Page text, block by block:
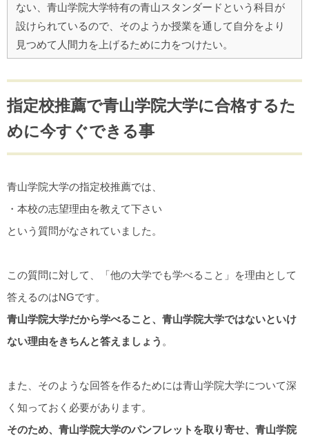
ない、青山学院大学特有の青山スタンダードという科目が
設けられているので、そのようか授業を通して自分をより
見つめて人間力を上げるために力をつけたい。
指定校推薦で青山学院大学に合格するた
めに今すぐできる事
青山学院大学の指定校推薦では、
・本校の志望理由を教えて下さい
という質問がなされていました。
この質問に対して、「他の大学でも学べること」を理由として
答えるのはNGです。
青山学院大学だから学べること、青山学院大学ではないといけ
ない理由をきちんと答えましょう 。
また、そのような回答を作るためには青山学院大学について深
く知っておく必要があります。
そのため、青山学院大学のパンフレットを取り寄せ、青山学院